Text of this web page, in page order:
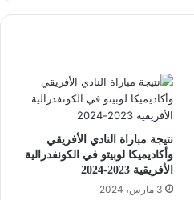
نتيجة مباراة النادي الأفريقي
وأكاديميكا لوبيتو في الكونفدرالية
الأفريقية 2023-2024
3 مارس، 2024